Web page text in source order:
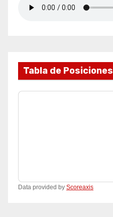
Tabla de Posiciones
Data provided by Scoreaxis